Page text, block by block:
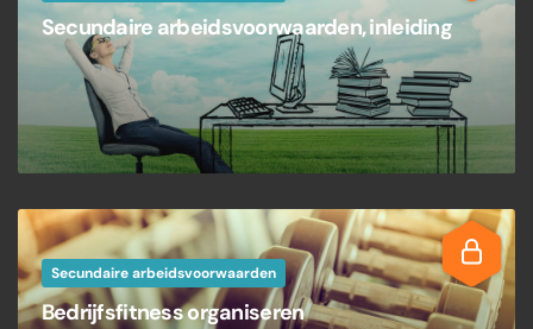
Secundaire arbeidsvoorwaarden, inleiding
Secundaire arbeidsvoorwaarden
Bedrijfsfitness organiseren